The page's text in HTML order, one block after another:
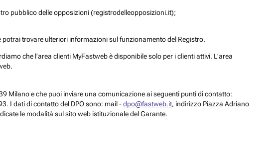
pubblico delle opposizioni (registrodelleopposizioni.it);
trovare ulteriori informazioni sul funzionamento del Registro.
che l’area clienti MyFastweb è disponibile solo per i clienti attivi. L’area
Milano e che puoi inviare una comunicazione ai seguenti punti di contatto:
I dati di contatto del DPO sono: mail -dpo@fastweb.it, indirizzo Piazza Adriano
le modalità sul sito web istituzionale del Garante.